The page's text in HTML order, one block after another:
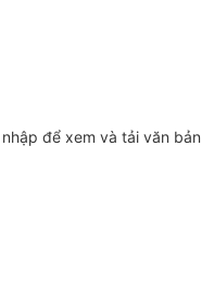
để xem và tải văn bản